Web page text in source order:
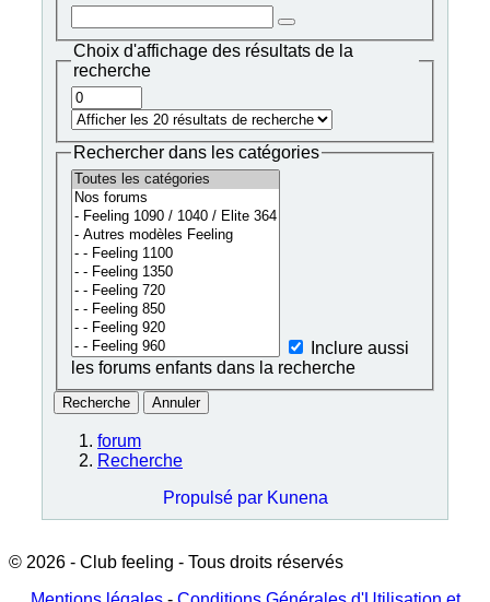
Choix d'affichage des résultats de la
recherche
Rechercher dans les catégories
les forums enfants dans la recherche
Recherche Annuler
forum
Recherche
Propulsé par Kunena
© 2026 - Club feeling - Tous droits réservés